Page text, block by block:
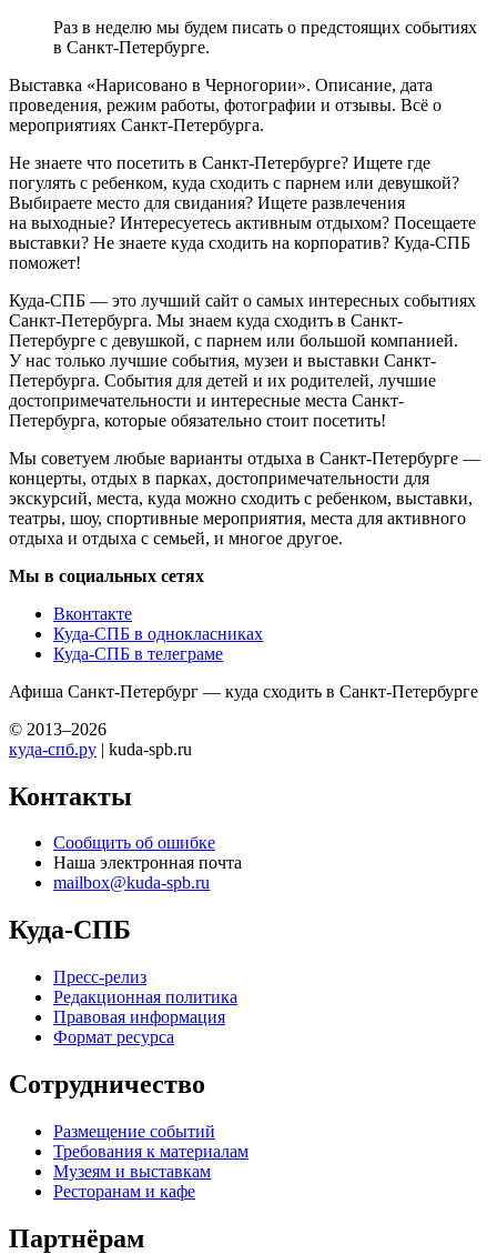
Раз в неделю мы будем писать о предстоящих событиях
в Санкт-Петербурге.
Выставка «Нарисовано в Черногории». Описание, дата
проведения, режим работы, фотографии и отзывы. Всё о
мероприятиях Санкт-Петербурга.
Не знаете что посетить в Санкт-Петербурге? Ищете где
погулять с ребенком, куда сходить с парнем или девушкой?
Выбираете место для свидания? Ищете развлечения
на выходные? Интересуетесь активным отдыхом? Посещаете
выставки? Не знаете куда сходить на корпоратив? Куда-СПБ
поможет!
Куда-СПБ — это лучший сайт о самых интересных событиях
Санкт-Петербурга. Мы знаем куда сходить в Санкт-
Петербурге с девушкой, с парнем или большой компанией.
У нас только лучшие события, музеи и выставки Санкт-
Петербурга. События для детей и их родителей, лучшие
достопримечательности и интересные места Санкт-
Петербурга, которые обязательно стоит посетить!
Мы советуем любые варианты отдыха в Санкт-Петербурге —
концерты, отдых в парках, достопримечательности для
экскурсий, места, куда можно сходить с ребенком, выставки,
театры, шоу, спортивные мероприятия, места для активного
отдыха и отдыха с семьей, и многое другое.
Мы в социальных сетях
Вконтакте
Куда-СПБ в однокласниках
Куда-СПБ в телеграме
Афиша Санкт-Петербург — куда сходить в Санкт-Петербурге
© 2013–2026
куда-спб.ру | kuda-spb.ru
Контакты
Сообщить об ошибке
Наша электронная почта
mailbox@kuda-spb.ru
Куда-СПБ
Пресс-релиз
Редакционная политика
Правовая информация
Формат ресурса
Сотрудничество
Размещение событий
Требования к материалам
Музеям и выставкам
Ресторанам и кафе
Партнёрам